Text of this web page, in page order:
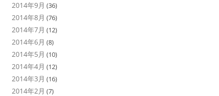
2014年9月 (36)
2014年8月 (76)
2014年7月 (12)
2014年6月 (8)
2014年5月 (10)
2014年4月 (12)
2014年3月 (16)
2014年2月 (7)